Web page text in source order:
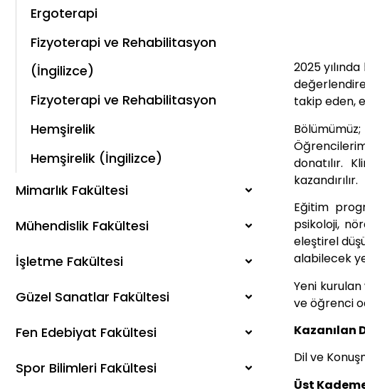
Ergoterapi
Fizyoterapi ve Rehabilitasyon
(İngilizce)
Fizyoterapi ve Rehabilitasyon
Hemşirelik
Hemşirelik (İngilizce)
Mimarlık Fakültesi
Mühendislik Fakültesi
İşletme Fakültesi
Güzel Sanatlar Fakültesi
Fen Edebiyat Fakültesi
Spor Bilimleri Fakültesi
2025
takip eden,
donatılır.
kazandırılır.
Eğitim
psikoloji,
eleştirel
alabilecek
Yeni kurulan
ve öğrenci
Kazanılan
Dil ve
Üst